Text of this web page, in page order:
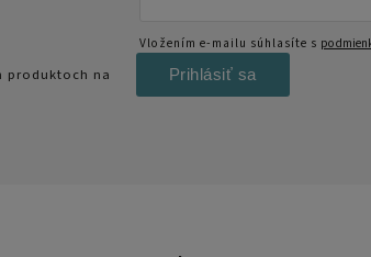
produktoch na
Vložením e-mailu súhlasíte s
Prihlásiť sa